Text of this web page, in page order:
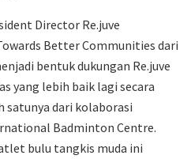
Director Re.juve
Better Communities dari
bentuk dukungan Re.juve
yang lebih baik lagi secara
satunya dari kolaborasi
Badminton Centre.
bulu tangkis muda ini